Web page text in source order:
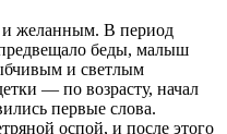
желанным. В период
беды, малыш
и светлым
— по возрасту, начал
первые слова.
оспой, и после этого